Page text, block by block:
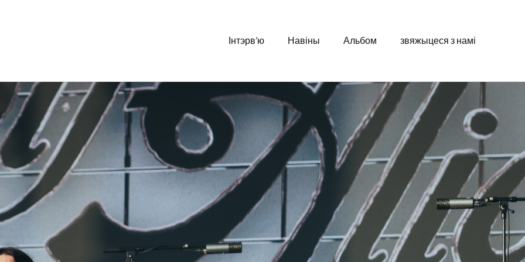
Інтэрв’ю Навіны Альбом звяжыцеся з намі